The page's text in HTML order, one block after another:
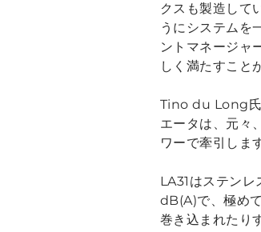
クスも製造して
うにシステム
ントマネージャ
しく満たすこと
Tino du Long
エータは、元々
ワーで牽引しま
LA31はステン
dB(A)で、極め
巻き込まれたり